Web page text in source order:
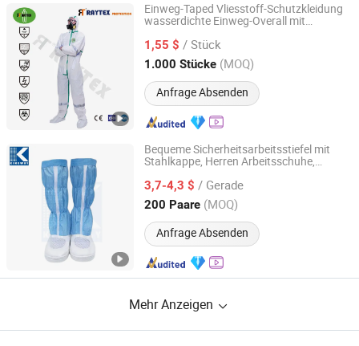
Einweg-Taped Vliesstoff-Schutzkleidung
wasserdichte Einweg-Overall mit
1,55 $ / Stück
1.000 Stücke (MOQ)
Anfrage Absenden
Wuhan Raytex Protection Co., Ltd.
Hubei, China Seit 2012
Bequeme Sicherheitsarbeitsstiefel mit
Stahlkappe, Herren Arbeitsschuhe,
Sicherheitsprodukte, Großhandel,
niedriger Preis, schützende
Zehenarbeitsschuhe
3,7-4,3 $ / Gerade
200 Paare (MOQ)
Anfrage Absenden
KINGWAY CLEAN TECH CO., LTD.
Jiangsu, China Seit 2026
Mehr Anzeigen